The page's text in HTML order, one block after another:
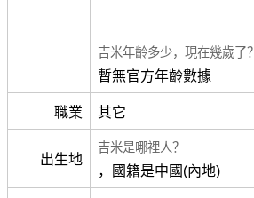
吉米年齡多少，現在幾歲了？
暫無官方年齡數據
職業 其它
出生地
吉米是哪裡人？
，國籍是中國(內地)